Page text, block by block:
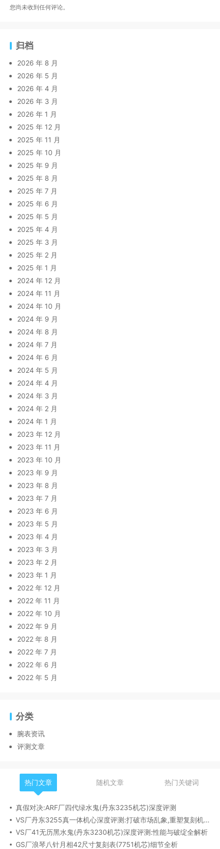
您尚未收到任何评论。
归档
2026 年 8 月
2026 年 5 月
2026 年 4 月
2026 年 3 月
2026 年 1 月
2025 年 12 月
2025 年 11 月
2025 年 10 月
2025 年 9 月
2025 年 8 月
2025 年 7 月
2025 年 6 月
2025 年 5 月
2025 年 4 月
2025 年 3 月
2025 年 2 月
2025 年 1 月
2024 年 12 月
2024 年 11 月
2024 年 10 月
2024 年 9 月
2024 年 8 月
2024 年 7 月
2024 年 6 月
2024 年 5 月
2024 年 4 月
2024 年 3 月
2024 年 2 月
2024 年 1 月
2023 年 12 月
2023 年 11 月
2023 年 10 月
2023 年 9 月
2023 年 8 月
2023 年 7 月
2023 年 6 月
2023 年 5 月
2023 年 4 月
2023 年 3 月
2023 年 2 月
2023 年 1 月
2022 年 12 月
2022 年 11 月
2022 年 10 月
2022 年 9 月
2022 年 8 月
2022 年 7 月
2022 年 6 月
2022 年 5 月
分类
腕表资讯
评测文章
热门文章 随机文章 热门关键词
真假对决:ARF厂四代绿水鬼(丹东3235机芯)深度评测
VS厂丹东3255真一体机心深度评测:打破市场乱象,重塑复刻机芯新标杆​
VS厂41无历黑水鬼(丹东3230机芯)深度评测:性能与破绽全解析
GS厂浪琴八针月相42尺寸复刻表(7751机芯)细节全析